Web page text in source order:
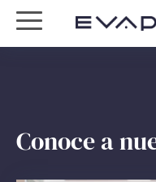
Conoce a